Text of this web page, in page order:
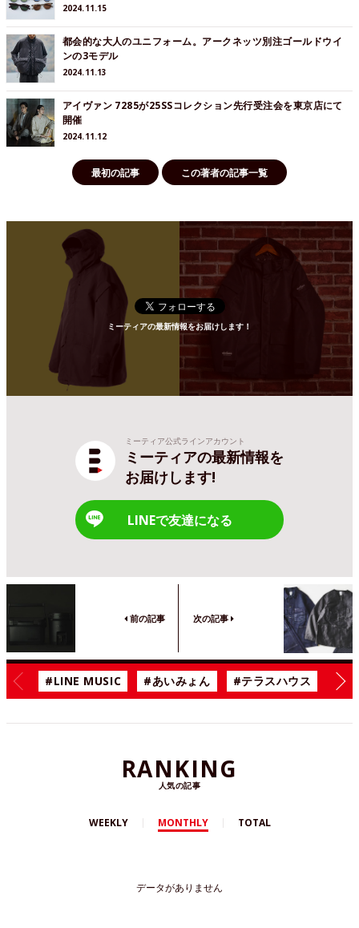
2024.11.15
都会的な大人のユニフォーム。アークネッツ別注ゴールドウイ
ンの3モデル
2024.11.13
アイヴァン 7285が25SSコレクション先行受注会を東京店にて
開催
2024.11.12
最初の記事 この著者の記事一覧
ミーティアの最新情報をお届けします！
ミーティア公式ラインアカウント
ミーティアの最新情報を
お届けします!
LINEで友達になる
前の記事 次の記事
#LINE MUSIC #あいみょん #テラスハウス #
RANKING
人気の記事
WEEKLY MONTHLY TOTAL
データがありません